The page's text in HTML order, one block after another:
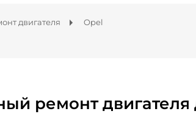
двигателя Opel
ремонт двигателя